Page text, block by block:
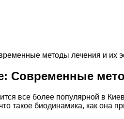
методы лечения и их
Современные
все более популярной в
такое биодинамика, как она